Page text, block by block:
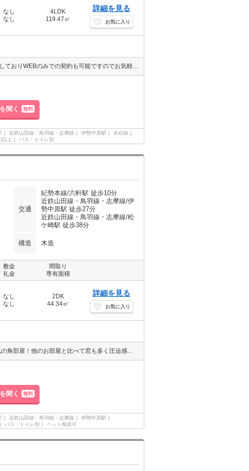
なし
なし
4LDK
119.47㎡
詳細を見る
お気に入り
当店では、VRやオンライン契約、クレジットカードにも対応しておりWEBのみでの契約も可能ですのでお気軽にお問い合わせ下さい！
聞く 無料
近鉄山田線・鳥羽線・志摩線 伊勢中原駅
名松線
以上 バス・トイレ別
交通
紀勢本線/六軒駅 徒歩10分
近鉄山田線・鳥羽線・志摩線/伊
勢中原駅 徒歩27分
近鉄山田線・鳥羽線・志摩線/松
ケ崎駅 徒歩38分
構造 木造
敷金
礼金
間取り
専有面積
なし
なし
2DK
44.34㎡
詳細を見る
お気に入り
モニター付きインターホンであれば非対面で会話が可能♪ 人気の角部屋！他のお部屋と比べて窓も多く圧迫感も少ないです。また、日の光が入って明るく換気もしやすいです♪お隣さまが少ないので生活音が軽減されるのもメリットです◎
聞く 無料
近鉄山田線・鳥羽線・志摩線
伊勢中原駅
バス・トイレ別 ペット相談可